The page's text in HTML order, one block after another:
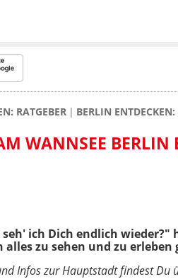
RATGEBER BERLIN ENTDECKEN:
WANNSEE BERLIN
ich Dich endlich
alles zu sehen und zu erleben
Infos zur Hauptstadt findest Du